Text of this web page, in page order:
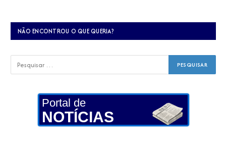
NÃO ENCONTROU O QUE QUERIA?
Portal de
NOTÍCIAS